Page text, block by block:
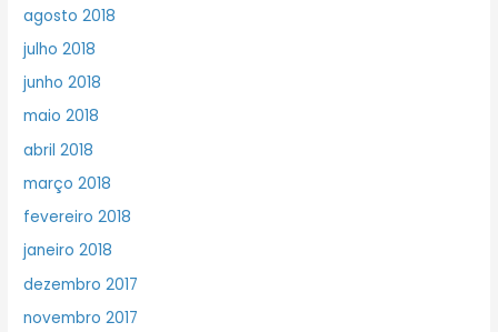
agosto 2018
julho 2018
junho 2018
maio 2018
abril 2018
março 2018
fevereiro 2018
janeiro 2018
dezembro 2017
novembro 2017